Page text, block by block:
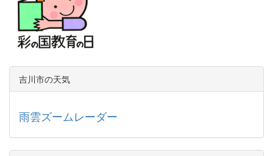
吉川市の天気
雨雲ズームレーダー